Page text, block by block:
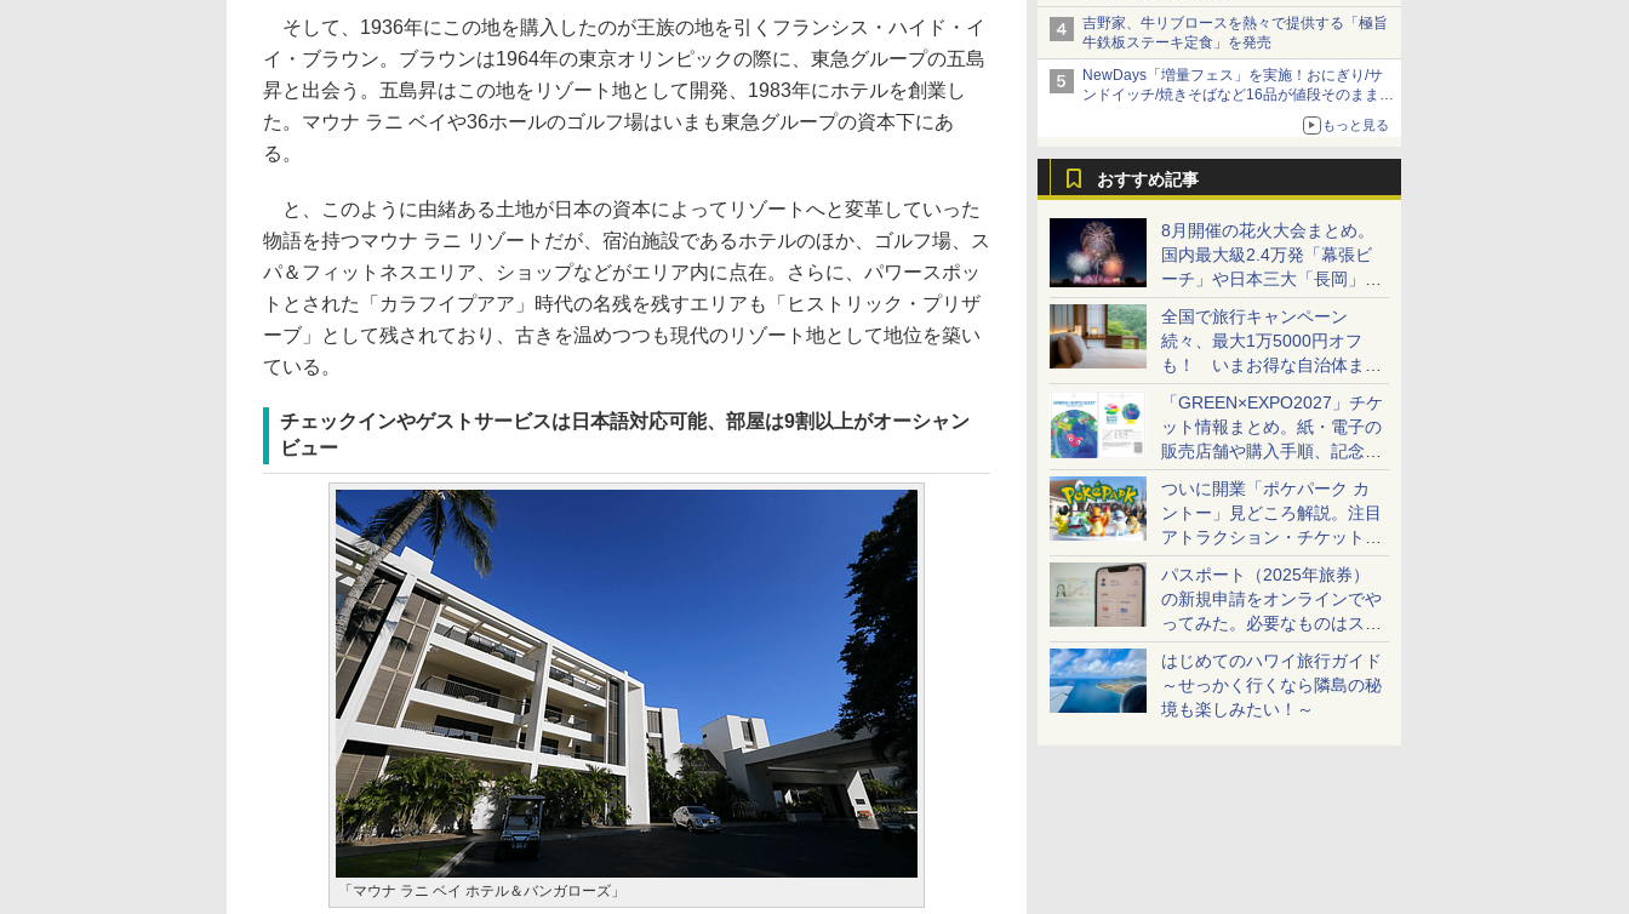
吉野家、牛リブロースを熱々で提供する「極旨
牛鉄板ステーキ定食」を発売
NewDays「増量フェス」を実施！おにぎり/サ
ンドイッチ/焼きそばなど16品が値段そのままで
もっと見る
おすすめ記事
8月開催の花火大会まとめ。
国内最大級2.4万発「幕張ビ
ーチ」や日本三大「長岡」な
ど大型イベント目白押し！
全国で旅行キャンペーン
続々、最大1万5000円オフ
も！ いまお得な自治体まと
め
「GREEN×EXPO2027」チケ
ット情報まとめ。紙・電子の
販売店舗や購入手順、記念チ
ケットも解説
ついに開業「ポケパーク カ
ントー」見どころ解説。注目
アトラクション・チケット手
配・来場前に必要な準備は？
パスポート（2025年旅券）
の新規申請をオンラインでや
ってみた。必要なものはスマ
ホとマイナカードのみ
はじめてのハワイ旅行ガイド
～せっかく行くなら隣島の秘
境も楽しみたい！～
そして、1936年にこの地を購入したのが王族の地を引くフランシス・ハイド・イ
イ・ブラウン。ブラウンは1964年の東京オリンピックの際に、東急グループの五島
昇と出会う。五島昇はこの地をリゾート地として開発、1983年にホテルを創業し
た。マウナ ラニ ベイや36ホールのゴルフ場はいまも東急グループの資本下にあ
る。
と、このように由緒ある土地が日本の資本によってリゾートへと変革していった
物語を持つマウナ ラニ リゾートだが、宿泊施設であるホテルのほか、ゴルフ場、ス
パ＆フィットネスエリア、ショップなどがエリア内に点在。さらに、パワースポッ
トとされた「カラフイプアア」時代の名残を残すエリアも「ヒストリック・プリザ
ーブ」として残されており、古きを温めつつも現代のリゾート地として地位を築い
ている。
チェックインやゲストサービスは日本語対応可能、部屋は9割以上がオーシャン
ビュー
「マウナ ラニ ベイ ホテル＆バンガローズ」